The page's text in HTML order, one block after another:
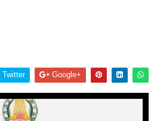
Twitter Google+